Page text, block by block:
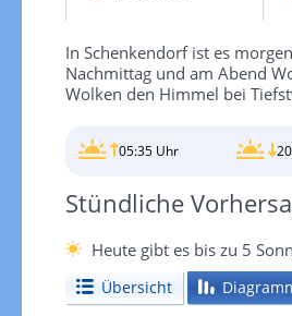
In Schenkendorf ist es
Nachmittag und am Abend
Wolken den Himmel bei
05:35 Uhr
Stündliche
Heute gibt es bis zu 5
Übersicht